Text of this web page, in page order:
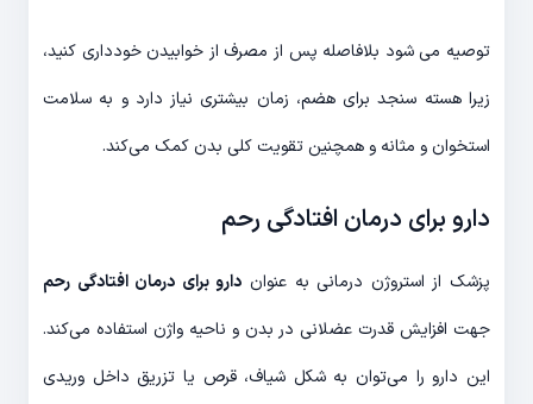
توصیه می شود بلافاصله پس از مصرف از خوابیدن خودداری کنید،
زیرا هسته سنجد برای هضم، زمان بیشتری نیاز دارد و به سلامت
استخوان و مثانه و همچنین تقویت کلی بدن کمک می‌کند.
دارو برای درمان افتادگی رحم
پزشک از استروژن درمانی به عنوان دارو برای درمان افتادگی رحم
جهت افزایش قدرت عضلانی در بدن و ناحیه واژن استفاده می‌کند.
این دارو را می‌توان به شکل شیاف، قرص یا تزریق داخل وریدی